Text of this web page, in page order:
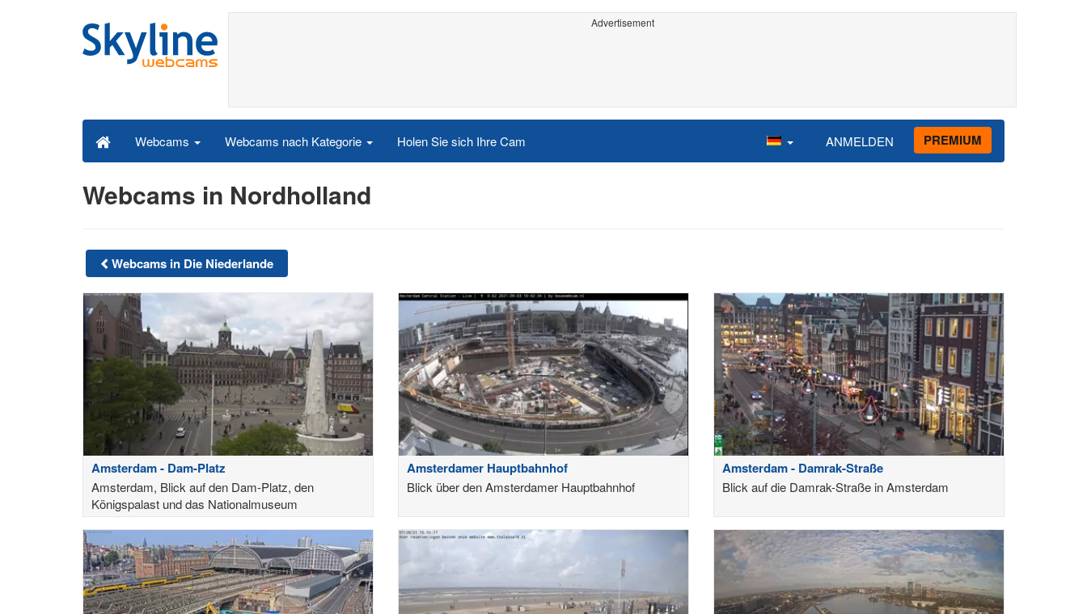
Advertisement
Webcams Webcams nach Kategorie Holen Sie sich Ihre Cam ANMELDEN PREMIUM
Webcams in Nordholland
Webcams in Die Niederlande
Amsterdam - Dam-Platz
Amsterdam, Blick auf den Dam-Platz, den
Königspalast und das Nationalmuseum
Amsterdamer Hauptbahnhof
Blick über den Amsterdamer Hauptbahnhof
Amsterdam - Damrak-Straße
Blick auf die Damrak-Straße in Amsterdam